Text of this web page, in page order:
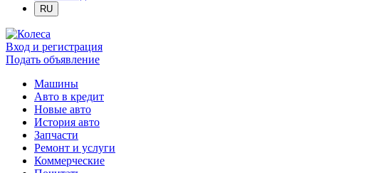
RU
Вход и регистрация
Подать объявление
Машины
Авто в кредит
Новые авто
История авто
Запчасти
Ремонт и услуги
Коммерческие